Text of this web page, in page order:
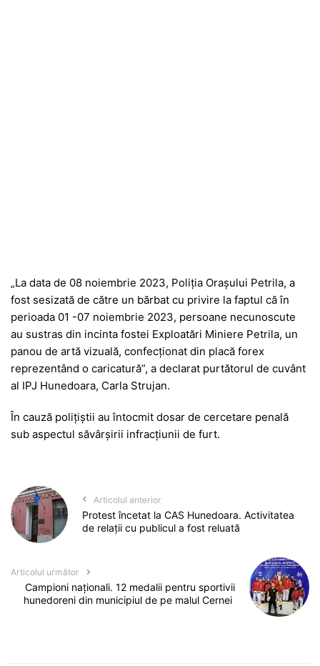
„La data de 08 noiembrie 2023, Poliția Orașului Petrila, a
fost sesizată de către un bărbat cu privire la faptul că în
perioada 01 -07 noiembrie 2023, persoane necunoscute
au sustras din incinta fostei Exploatări Miniere Petrila, un
panou de artă vizuală, confecționat din placă forex
reprezentând o caricatură”, a declarat purtătorul de cuvânt
al IPJ Hunedoara, Carla Strujan.
În cauză polițiștii au întocmit dosar de cercetare penală
sub aspectul săvârşirii infracțiunii de furt.
Articolul anterior
Protest încetat la CAS Hunedoara. Activitatea
de relații cu publicul a fost reluată
Articolul următor
Campioni naționali. 12 medalii pentru sportivii
hunedoreni din municipiul de pe malul Cernei